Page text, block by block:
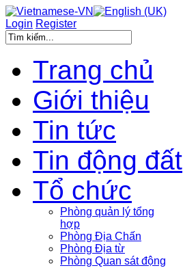
Login Register
Trang chủ
Giới thiệu
Tin tức
Tin động đất
Tổ chức
Phòng quản lý tổng
hợp
Phòng Địa Chấn
Phòng Địa từ
Phòng Quan sát động